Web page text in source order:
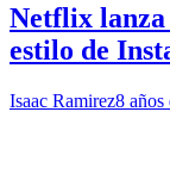
Netflix
estilo de
Isaac Ramirez8 años